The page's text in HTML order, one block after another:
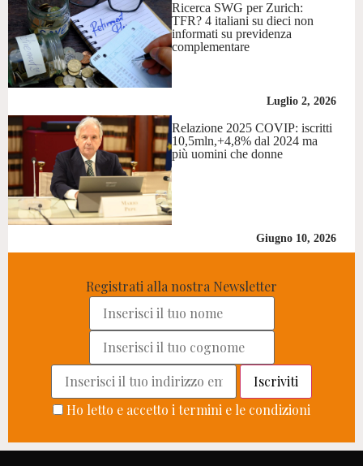
Ricerca SWG per Zurich:
TFR? 4 italiani su dieci non
informati su previdenza
complementare
Luglio 2, 2026
Relazione 2025 COVIP: iscritti
10,5mln,+4,8% dal 2024 ma
più uomini che donne
Giugno 10, 2026
Registrati alla nostra Newsletter
Ho letto e accetto i termini e le condizioni